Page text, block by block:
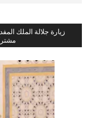
زيارة جلالة الملك